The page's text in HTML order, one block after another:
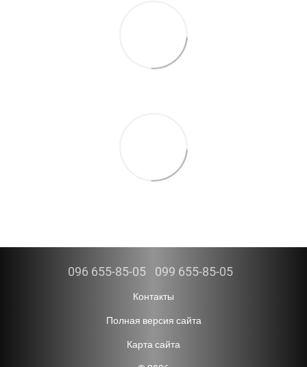
096 655-85-05 099 655-85-05
Контакты
Полная версия сайта
Карта сайта